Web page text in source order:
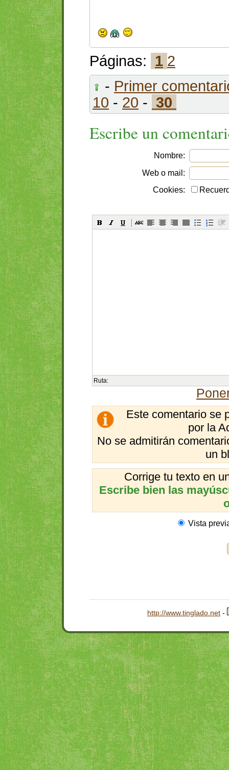
Páginas: 1 2
- Primer
10 - 20 - 30
Escribe un
Nombre:
Web o mail:
Cookies:
Ruta:
Este comentario se
por la
No se admitirán
un
Corrige tu texto en
Escribe bien las
Vista
http://www.tinglado.net -